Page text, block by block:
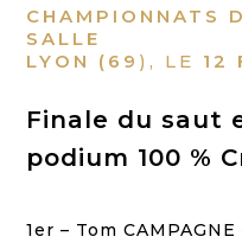
CHAMPIONNATS
SALLE
LYON (69 ), LE 12
Finale du saut
podium 100 %
1er – Tom CAMPAGNE